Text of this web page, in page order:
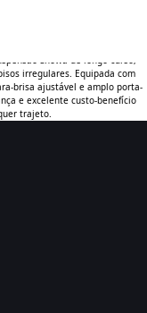
no dia a dia sem abrir
aventureiras, motor
Showa de longo curso,
irregulares. Equipada com
brisa ajustável e amplo porta-
e excelente custo-benefício
trajeto.